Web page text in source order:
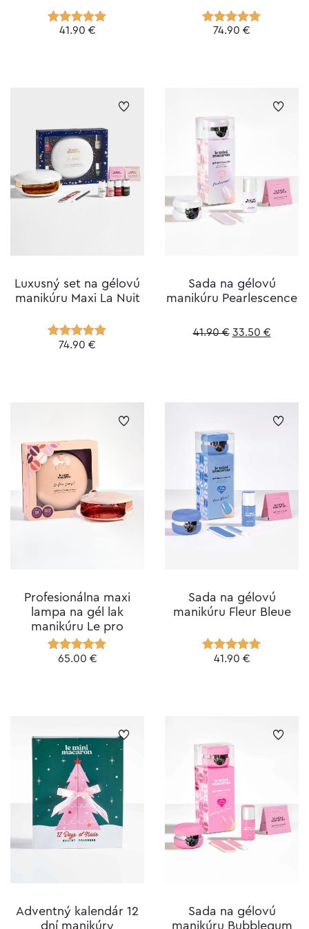
Hodnotenie
41.90 €
Hodnotenie
74.90 €
Luxusný set na gélovú
manikúru Maxi La Nuit
Hodnotenie
74.90 €
Sada na gélovú
manikúru Pearlescence
41.90€ Original
33.50 €Current
Profesionálna maxi
lampa na gél lak
manikúru Le pro
Hodnotenie
65.00 €
Sada na gélovú
manikúru Fleur Bleue
Hodnotenie
41.90 €
Adventný kalendár 12
dní manikúry
Sada na gélovú
manikúru Bubblegum